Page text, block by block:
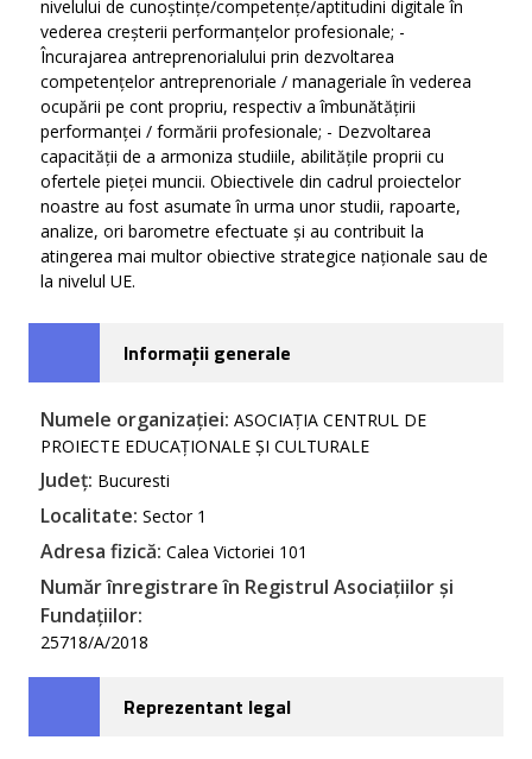
nivelului de cunoștințe/competențe/aptitudini digitale în
vederea creșterii performanțelor profesionale; -
Încurajarea antreprenorialului prin dezvoltarea
competențelor antreprenoriale / manageriale în vederea
ocupării pe cont propriu, respectiv a îmbunătățirii
performanței / formării profesionale; - Dezvoltarea
capacității de a armoniza studiile, abilitățile proprii cu
ofertele pieței muncii. Obiectivele din cadrul proiectelor
noastre au fost asumate în urma unor studii, rapoarte,
analize, ori barometre efectuate și au contribuit la
atingerea mai multor obiective strategice naționale sau de
la nivelul UE.
Informații generale
Numele organizației: ASOCIAȚIA CENTRUL DE
PROIECTE EDUCAȚIONALE ȘI CULTURALE
Județ: Bucuresti
Localitate: Sector 1
Adresa fizică: Calea Victoriei 101
Număr înregistrare în Registrul Asociațiilor și
Fundațiilor:
25718/A/2018
Reprezentant legal